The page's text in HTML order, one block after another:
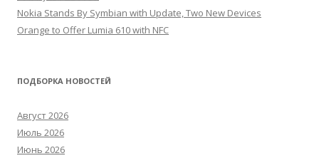
Nokia Stands By Symbian with Update, Two New Devices
Orange to Offer Lumia 610 with NFC
ПОДБОРКА НОВОСТЕЙ
Август 2026
Июль 2026
Июнь 2026